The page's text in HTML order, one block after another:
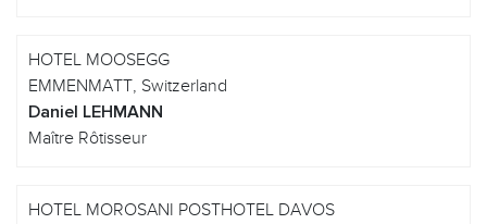
HOTEL MOOSEGG
EMMENMATT, Switzerland
Daniel LEHMANN
Maître Rôtisseur
HOTEL MOROSANI POSTHOTEL DAVOS